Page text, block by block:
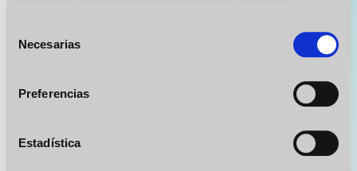
el Menú de consentimiento.
Recopilar información sobre su ubicación
metros
Identificar su dispositivo analizándolo activamente
Necesarias
Preferencias
Estadística